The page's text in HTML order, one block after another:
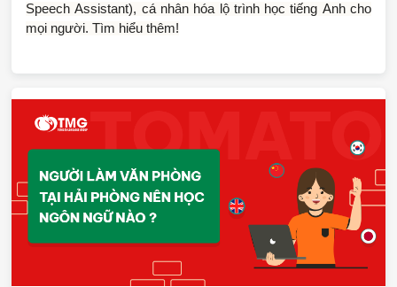
Speech Assistant), cá nhân hóa lộ trình học tiếng Anh cho
mọi người. Tìm hiểu thêm!